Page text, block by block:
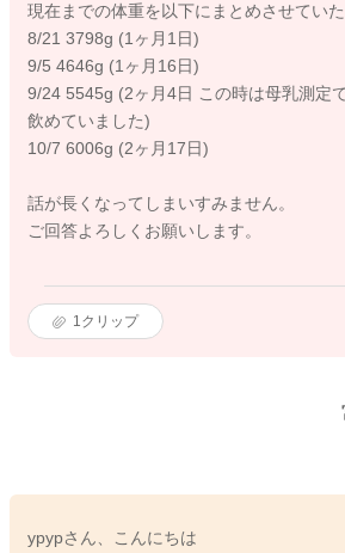
現在までの体重を以下にまとめさせていた
8/21 3798g (1ヶ月1日)
9/5 4646g (1ヶ月16日)
9/24 5545g (2ヶ月4日 この時は母乳測定
飲めていました)
10/7 6006g (2ヶ月17日)
話が長くなってしまいすみません。
ご回答よろしくお願いします。
1 クリップ
ypypさん、こんにちは